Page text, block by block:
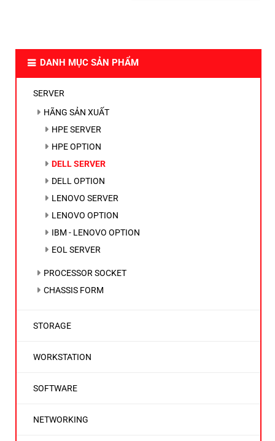
DANH MỤC SẢN PHẨM
SERVER
HÃNG SẢN XUẤT
HPE SERVER
HPE OPTION
DELL SERVER
DELL OPTION
LENOVO SERVER
LENOVO OPTION
IBM - LENOVO OPTION
EOL SERVER
PROCESSOR SOCKET
CHASSIS FORM
STORAGE
WORKSTATION
SOFTWARE
NETWORKING